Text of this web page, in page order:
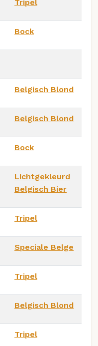
Tripel
Bock
Belgisch Blond
Belgisch Blond
Bock
Lichtgekleurd
Belgisch Bier
Tripel
Speciale Belge
Tripel
Belgisch Blond
Tripel